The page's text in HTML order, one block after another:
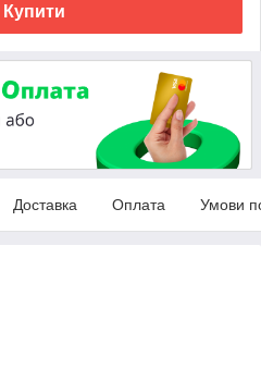
Купити
Доставка Оплата Умови